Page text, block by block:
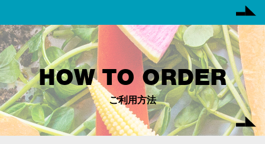
HOW TO ORDER
ご利用方法